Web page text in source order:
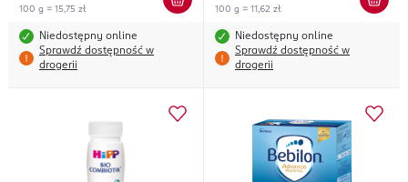
100 g = 15,75 zł
Niedostępny online
Sprawdź dostępność w
drogerii
100 g = 11,62 zł
Niedostępny online
Sprawdź dostępność w
drogerii